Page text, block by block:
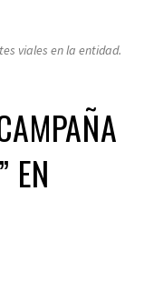
viales en la entidad.
EN